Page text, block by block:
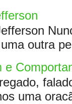
outra
e
uma